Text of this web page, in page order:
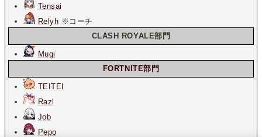
Tensai
Relyh ※コーチ
CLASH ROYALE部門
Mugi
FORTNITE部門
TEITEI
Razl
Job
Pepo